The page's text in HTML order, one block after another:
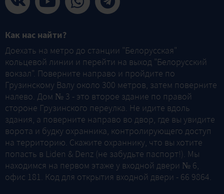
Как нас найти?
Доехать на метро до станции "Белорусская"
кольцевой линии и перейти на выход "Белорусский
вокзал". Поверните направо и пройдите по
Грузинскому Валу около 300 метров, затем поверните
налево. Дом № 3 - это второе здание по правой
стороне Грузинского переулка. Не идите вдоль
здания, а поверните направо во двор, где вы увидите
ворота и будку охранника, контролирующего доступ
на территорию. Скажите охраннику, что вы хотите
попасть в Liden & Denz (не забудьте паспорт!). Мы
находимся на первом этаже у входной двери № 6,
офис 181. Код для открытия входной двери - 66 9864.